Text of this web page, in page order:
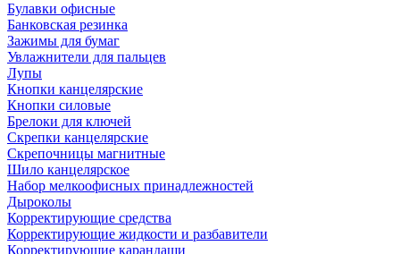
Булавки офисные
Банковская резинка
Зажимы для бумаг
Увлажнители для пальцев
Лупы
Кнопки канцелярские
Кнопки силовые
Брелоки для ключей
Скрепки канцелярские
Скрепочницы магнитные
Шило канцелярское
Набор мелкоофисных принадлежностей
Дыроколы
Корректирующие средства
Корректирующие жидкости и разбавители
Корректирующие карандаши